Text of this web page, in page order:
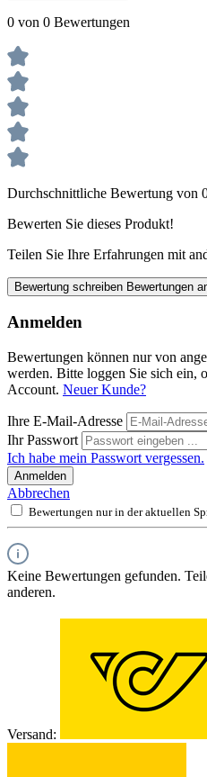
0 von 0 Bewertungen
Durchschnittliche Bewertung von
Bewerten Sie dieses Produkt!
Teilen Sie Ihre Erfahrungen mit
Bewertung schreiben Bewertungen
Anmelden
Bewertungen können nur von
werden. Bitte loggen Sie sich ein,
Account. Neuer Kunde?
Ihre E-Mail-Adresse
Ihr Passwort
Ich habe mein Passwort vergessen.
Anmelden
Abbrechen
Bewertungen nur in der aktuellen
Keine Bewertungen gefunden.
anderen.
Versand: